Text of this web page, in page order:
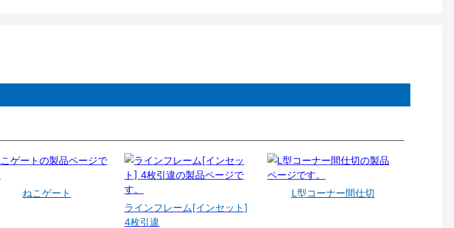
ねこゲート
ラインフレーム[インセット]
4枚引違
L型コーナー間仕切